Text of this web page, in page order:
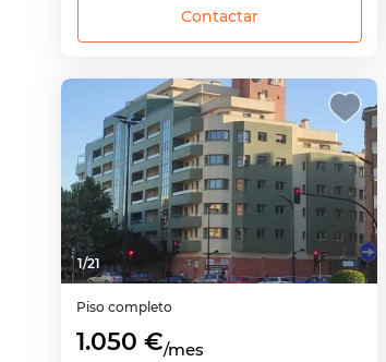
Contactar
1/21
Piso completo
1.050 €/mes